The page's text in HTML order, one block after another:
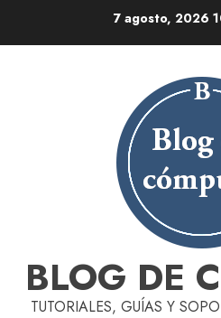
7 agosto, 2026
BLOG DE
TUTORIALES, GUÍAS Y